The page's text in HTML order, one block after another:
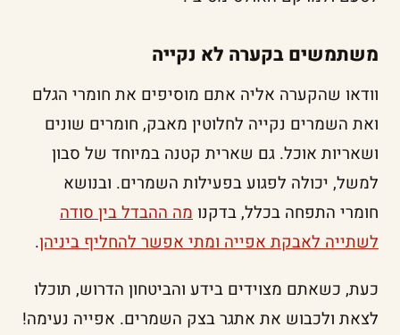
משתמשים בקערה לא נקייה
וודאו שהקערה אליה אתם מוסיפים את חומרי הגלם
ואת השמרים נקייה לחלוטין מאבק, חומרים שונים
ושאריות אוכל. גם שארית קטנה במיוחד של סבון
למשל, יכולה לפגוע בפעילות השמרים. ובנושא
חומרי התפחה בכלל, בדקנו מה ההבדל בין סודה
לשתייה לאבקת אפייה ומתי אפשר להחליף ביניהן.
כעת, כשאתם מצוידים בידע והביטחון הדרוש, תוכלו
לצאת ולכבוש את אתגר בצק השמרים. אפייה נעימה!